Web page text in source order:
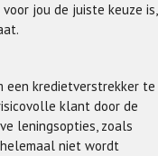
jou de juiste keuze is,
een kredietverstrekker te
klant door de
leningsopties, zoals
niet wordt